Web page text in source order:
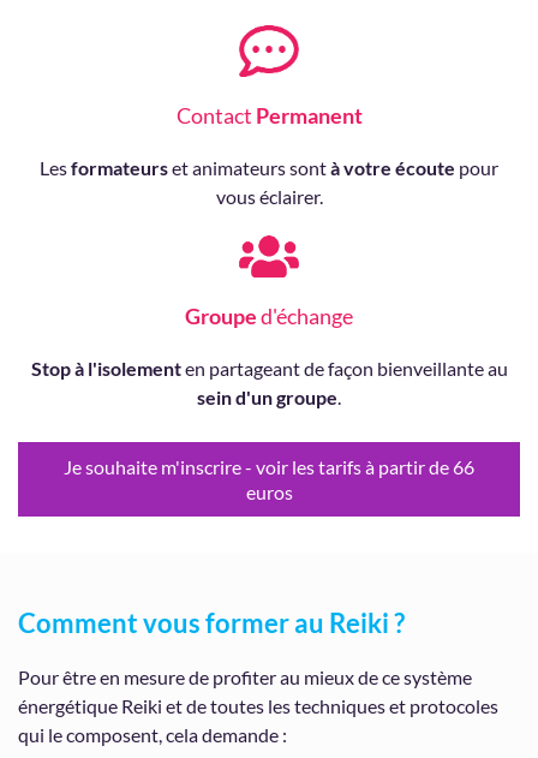
Contact Permanent
Lesformateurset animateurs sontà votre écoute pour
vous éclairer.
Grouped'échange
Stop à l'isolementen partageant de façon bienveillante au
sein d'un groupe.
Je souhaite m'inscrire - voir les tarifs à partir de 66
euros
Comment vous former au Reiki ?
Pour être en mesure de profiter au mieux de ce système
énergétique Reiki et de toutes les techniques et protocoles
qui le composent, cela demande :